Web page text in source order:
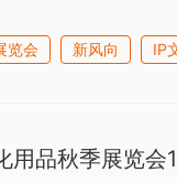
览会 新风向 IP
用品秋季展览会